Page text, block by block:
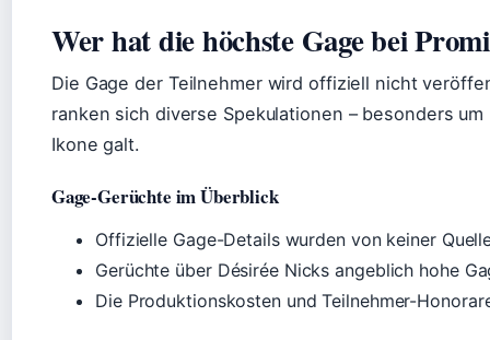
Wer hat die höchste Gage bei
Die Gage der Teilnehmer wird offiziell nicht
ranken sich diverse Spekulationen – besonders
Ikone galt.
Gage-Gerüchte im Überblick
Offizielle Gage-Details wurden von keiner
Gerüchte über Désirée Nicks angeblich hohe
Die Produktionskosten und Teilnehmer-